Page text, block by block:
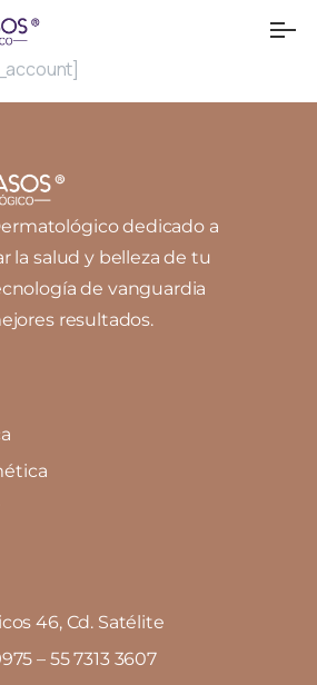
dedicado a
la salud y belleza de tu
de vanguardia
resultados.
46, Cd. Satélite
– 55 7313 3607